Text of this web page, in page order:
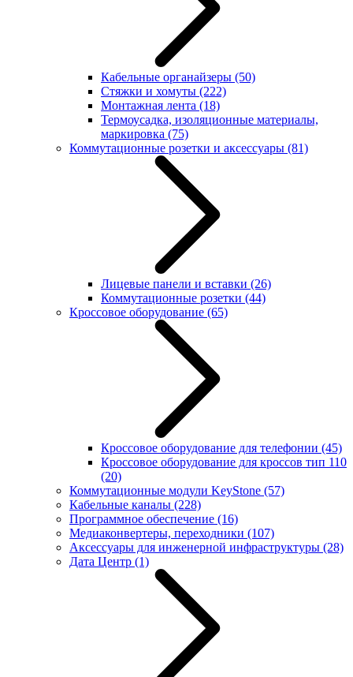
Кабельные органайзеры (50)
Стяжки и хомуты (222)
Монтажная лента (18)
Термоусадка, изоляционные материалы,
маркировка (75)
Коммутационные розетки и аксессуары (81)
Лицевые панели и вставки (26)
Коммутационные розетки (44)
Кроссовое оборудование (65)
Кроссовое оборудование для телефонии (45)
Кроссовое оборудование для кроссов тип 110
(20)
Коммутационные модули KeyStone (57)
Кабельные каналы (228)
Программное обеспечение (16)
Медиаконвертеры, переходники (107)
Аксессуары для инженерной инфраструктуры (28)
Дата Центр (1)